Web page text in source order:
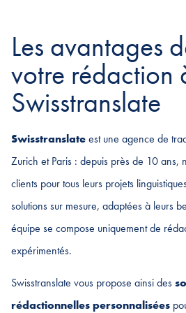
Les avantages
votre rédaction
Swisstranslate
Swisstranslateest une agence de
Zurich et Paris : depuis près de 10 ans,
clients pour tous leurs projets
solutions sur mesure, adaptées à leurs
équipe se compose uniquement de
expérimentés.
Swisstranslate vous propose ainsi des
rédactionnelles personnalisées